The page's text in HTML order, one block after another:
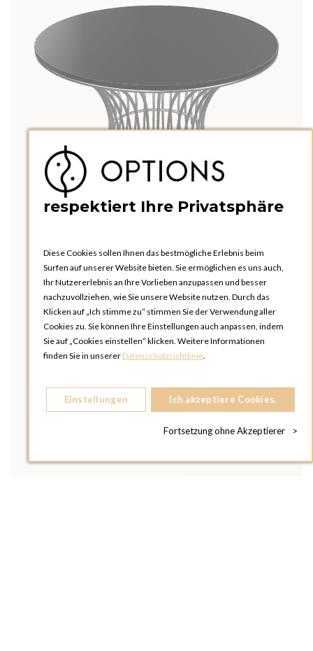
respektiert Ihre Privatsphäre
Diese Cookies sollen Ihnen das bestmögliche Erlebnis beim
Surfen auf unserer Website bieten. Sie ermöglichen es uns auch,
Ihr Nutzererlebnis an Ihre Vorlieben anzupassen und besser
nachzuvollziehen, wie Sie unsere Website nutzen. Durch das
Klicken auf „Ich stimme zu“ stimmen Sie der Verwendung aller
Cookies zu. Sie können Ihre Einstellungen auch anpassen, indem
Sie auf „Cookies einstellen“ klicken. Weitere Informationen
finden Sie in unserer Datenschutzrichtlinie.
Einstellungen Ich akzeptiere Cookies.
Fortsetzung ohne Akzeptierer >